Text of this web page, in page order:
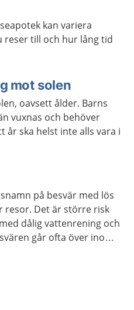
kan variera
reser till och hur lång tid
mot solen
oavsett ålder. Barns
vuxnas och behöver
år ska helst inte alls vara i
på besvär med lös
resor. Det är större risk
dålig vattenrening och
går ofta över inom